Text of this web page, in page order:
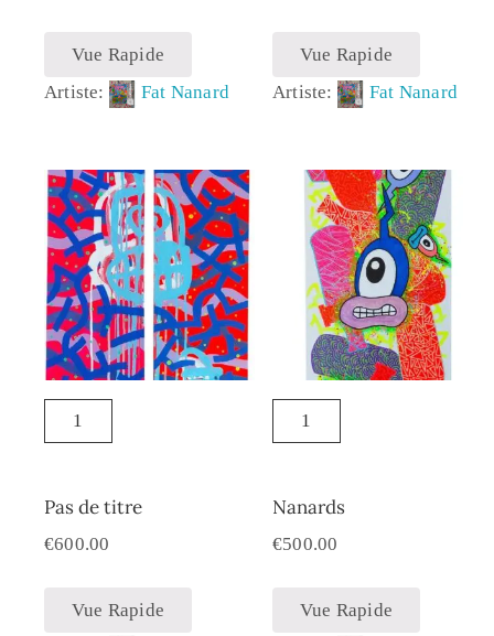
Vue Rapide
Artiste:
Fat Nanard
Vue Rapide
Artiste:
Fat Nanard
Pas de titre
€600.00
Vue Rapide
Nanards
€500.00
Vue Rapide